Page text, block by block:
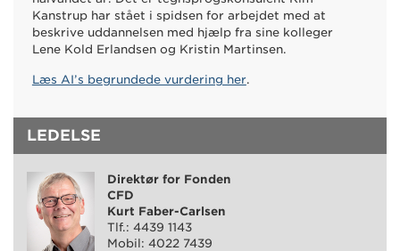
Kanstrup har stået i spidsen for arbejdet med at
beskrive uddannelsen med hjælp fra sine kolleger
Lene Kold Erlandsen og Kristin Martinsen.
Læs AI’s begrundede vurdering her.
LEDELSE
Direktør for Fonden
CFD
Kurt Faber-Carlsen
Tlf.: 4439 1143
Mobil: 4022 7439